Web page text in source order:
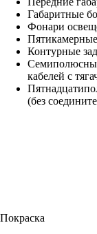
Габаритные
Фонари
Контурные
кабелей с
(без
Покраска